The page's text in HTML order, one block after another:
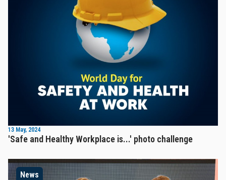
13 May, 2024
'Safe and Healthy Workplace is...' photo challenge
News